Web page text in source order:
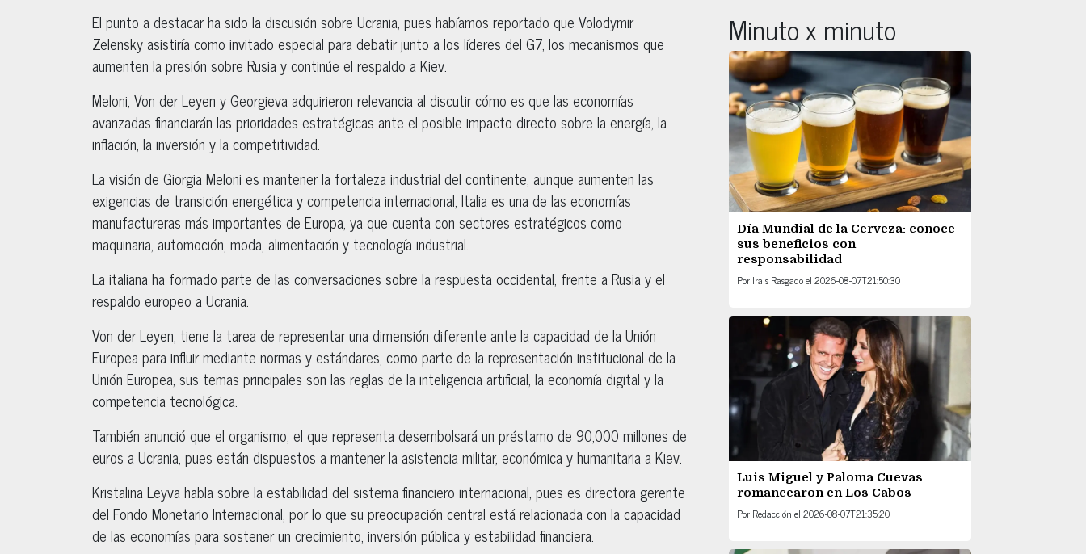
El punto a destacar ha sido la discusión sobre Ucrania, pues habíamos reportado que Volodymir
Zelensky asistiría como invitado especial para debatir junto a los líderes del G7, los mecanismos que
aumenten la presión sobre Rusia y continúe el respaldo a Kiev.
Meloni, Von der Leyen y Georgieva adquirieron relevancia al discutir cómo es que las economías
avanzadas financiarán las prioridades estratégicas ante el posible impacto directo sobre la energía, la
inflación, la inversión y la competitividad.
La visión de Giorgia Meloni es mantener la fortaleza industrial del continente, aunque aumenten las
exigencias de transición energética y competencia internacional, Italia es una de las economías
manufactureras más importantes de Europa, ya que cuenta con sectores estratégicos como
maquinaria, automoción, moda, alimentación y tecnología industrial.
La italiana ha formado parte de las conversaciones sobre la respuesta occidental, frente a Rusia y el
respaldo europeo a Ucrania.
Von der Leyen, tiene la tarea de representar una dimensión diferente ante la capacidad de la Unión
Europea para influir mediante normas y estándares, como parte de la representación institucional de la
Unión Europea, sus temas principales son las reglas de la inteligencia artificial, la economía digital y la
competencia tecnológica.
También anunció que el organismo, el que representa desembolsará un préstamo de 90,000 millones de
euros a Ucrania, pues están dispuestos a mantener la asistencia militar, económica y humanitaria a Kiev.
Kristalina Leyva habla sobre la estabilidad del sistema financiero internacional, pues es directora gerente
del Fondo Monetario Internacional, por lo que su preocupación central está relacionada con la capacidad
de las economías para sostener un crecimiento, inversión pública y estabilidad financiera.
Minuto x minuto
Día Mundial de la Cerveza: conoce
sus beneficios con
responsabilidad
Por Irais Rasgadoel 2026-08-07T21:50:30
Luis Miguel y Paloma Cuevas
romancearon en Los Cabos
Por Redacción el 2026-08-07T21:35:20